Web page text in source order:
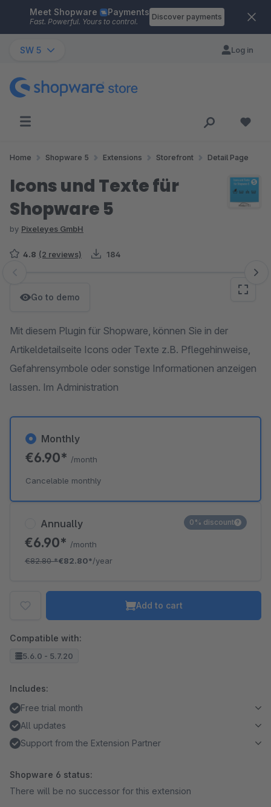
Skip to main content
Meet Shopware Payments
Fast. Powerful. Yours to control.
Discover payments
SW 5 Log in
Home Shopware 5 Extensions Storefront Detail Page
Icons und Texte für
Shopware 5
by Pixeleyes GmbH
4.8 (2 reviews) 184
Skip image gallery
Go to demo
Mit diesem Plugin für Shopware, können Sie in der
Artikeldetailseite Icons oder Texte z.B. Pflegehinweise,
Gefahrensymbole oder sonstige Informationen anzeigen
lassen. Im Administration
Annually
€6.90* /month
€82.80*€82.80*/year
0% discount
Monthly
€6.90* /month
Cancelable monthly
Add to cart
Compatible with:
5.6.0 - 5.7.20
Includes:
Free trial month
All updates
Support from the Extension Partner
Shopware 6 status:
There will be no successor for this extension